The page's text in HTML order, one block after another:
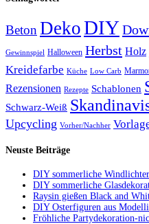
BetonDekoDIY
Gewinnspiel Halloween Herbst Holz
Kreidefarbe Küche Low Carb
Rezensionen Rezepte Schablonen
Schwarz-Weiß
Upcycling Vorher/Nachher
Neuste Beiträge
DIY sommerliche
DIY sommerliche
Raysin gießen Black and
DIY Osterfiguren aus
Fröhliche Partydekoration-